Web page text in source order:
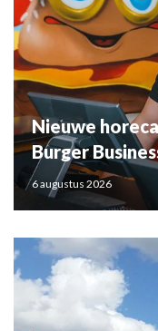
Nieuwe
Burger
6 augustus 2026